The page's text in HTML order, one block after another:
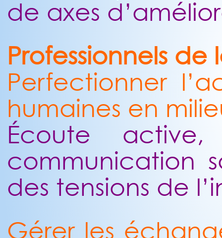
de axes
Professionnels de
Perfectionner
humaines en
Écoute active,
communication
des tensions de
Gérer les